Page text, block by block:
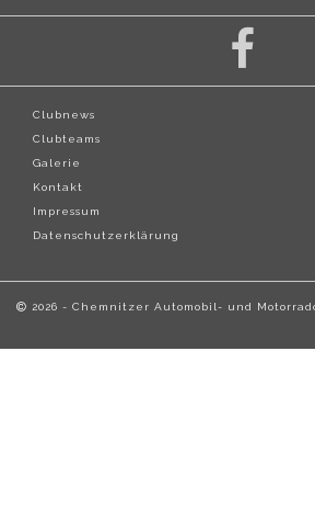
Clubnews
Clubteams
Galerie
Kontakt
Impressum
Datenschutzerklärung
2026 - Chemnitzer Automobil- und